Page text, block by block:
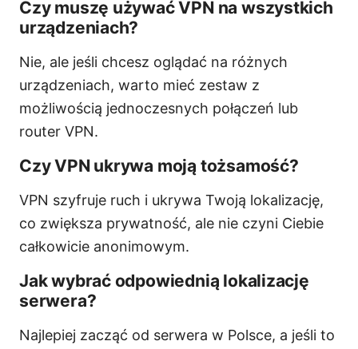
Czy muszę używać VPN na wszystkich
urządzeniach?
Nie, ale jeśli chcesz oglądać na różnych
urządzeniach, warto mieć zestaw z
możliwością jednoczesnych połączeń lub
router VPN.
Czy VPN ukrywa moją tożsamość?
VPN szyfruje ruch i ukrywa Twoją lokalizację,
co zwiększa prywatność, ale nie czyni Ciebie
całkowicie anonimowym.
Jak wybrać odpowiednią lokalizację
serwera?
Najlepiej zacząć od serwera w Polsce, a jeśli to